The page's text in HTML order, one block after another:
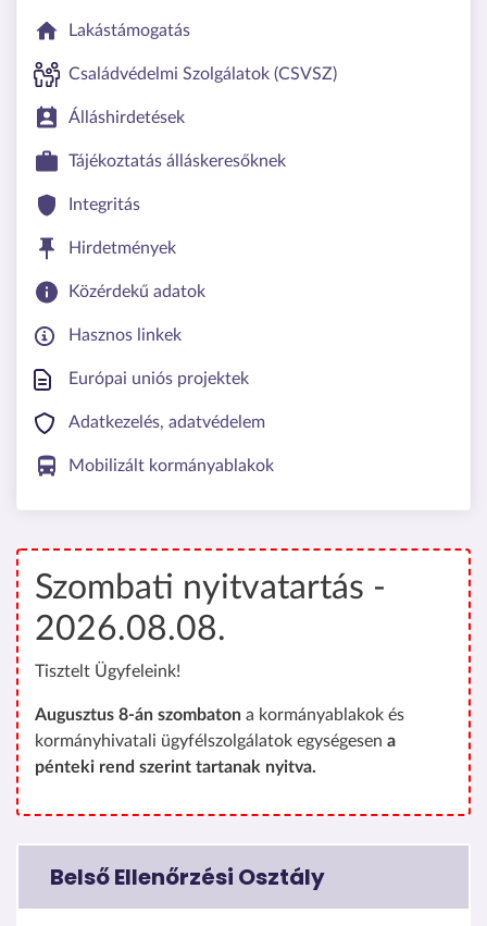
Lakástámogatás
Családvédelmi Szolgálatok (CSVSZ)
Álláshirdetések
Tájékoztatás álláskeresőknek
Integritás
Hirdetmények
Közérdekű adatok
Hasznos linkek
Európai uniós projektek
Adatkezelés, adatvédelem
Mobilizált kormányablakok
Szombati nyitvatartás -
2026.08.08.
Tisztelt Ügyfeleink!
Augusztus 8-án szombaton a kormányablakok és
kormányhivatali ügyfélszolgálatok egységesen a
pénteki rend szerint tartanak nyitva.
Belső Ellenőrzési Osztály